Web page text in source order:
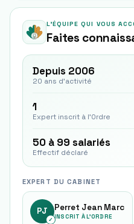
L'ÉQUIPE QUI VOUS
Faites
Depuis 2006
20 ans d'activité
1
Expert inscrit à l'Ordre
50 à 99 salariés
Effectif déclaré
EXPERT DU CABINET
PJ
✓
Perret Jean Marc
INSCRIT À L'ORDRE